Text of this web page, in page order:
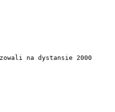
na dystansie 2000